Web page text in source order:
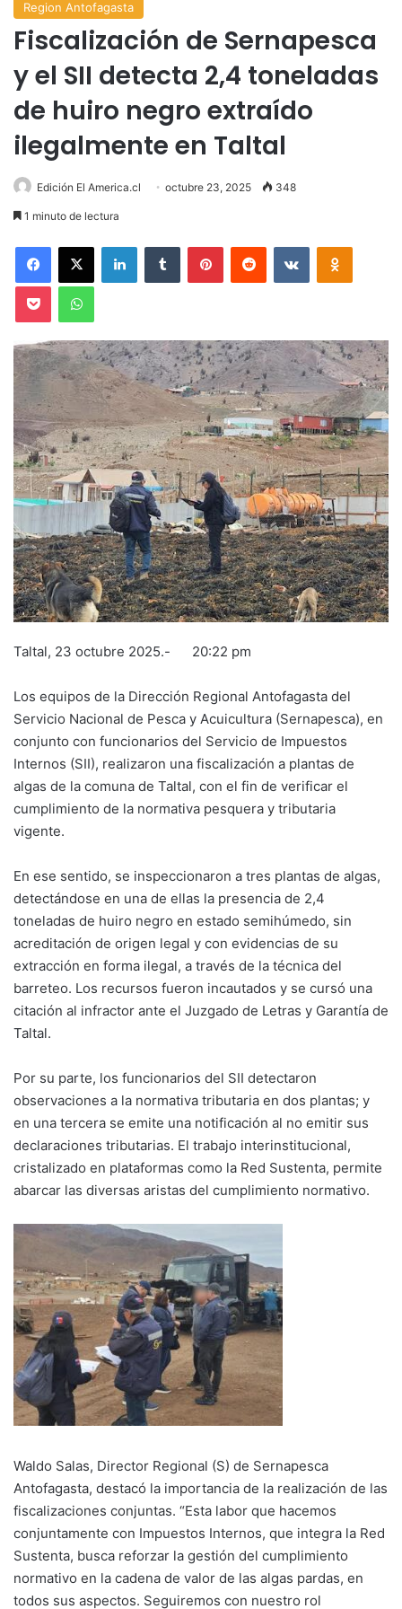
Region Antofagasta
Fiscalización de Sernapesca
y el SII detecta 2,4 toneladas
de huiro negro extraído
ilegalmente en Taltal
Edición El America.cl octubre 23, 2025 348
1 minuto de lectura
Facebook
X LinkedInTumblr PinterestReddit VKontakte
Pocket WhatsApp
Taltal, 23 octubre 2025.- 20:22 pm
Los equipos de la Dirección Regional Antofagasta del
Servicio Nacional de Pesca y Acuicultura (Sernapesca), en
conjunto con funcionarios del Servicio de Impuestos
Internos (SII), realizaron una fiscalización a plantas de
algas de la comuna de Taltal, con el fin de verificar el
cumplimiento de la normativa pesquera y tributaria
vigente.
En ese sentido, se inspeccionaron a tres plantas de algas,
detectándose en una de ellas la presencia de 2,4
toneladas de huiro negro en estado semihúmedo, sin
acreditación de origen legal y con evidencias de su
extracción en forma ilegal, a través de la técnica del
barreteo. Los recursos fueron incautados y se cursó una
citación al infractor ante el Juzgado de Letras y Garantía de
Taltal.
Por su parte, los funcionarios del SII detectaron
observaciones a la normativa tributaria en dos plantas; y
en una tercera se emite una notificación al no emitir sus
declaraciones tributarias. El trabajo interinstitucional,
cristalizado en plataformas como la Red Sustenta, permite
abarcar las diversas aristas del cumplimiento normativo.
Waldo Salas, Director Regional (S) de Sernapesca
Antofagasta, destacó la importancia de la realización de las
fiscalizaciones conjuntas. “Esta labor que hacemos
conjuntamente con Impuestos Internos, que integra la Red
Sustenta, busca reforzar la gestión del cumplimiento
normativo en la cadena de valor de las algas pardas, en
todos sus aspectos. Seguiremos con nuestro rol